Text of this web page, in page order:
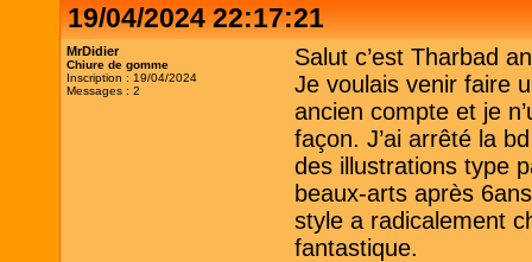
19/04/2024 22:17:21
MrDidier
Chiure de gomme
Inscription : 19/04/2024
Messages : 2
Salut c’est Tharbad
Je voulais venir faire
ancien compte et je
façon. J’ai arrêté la
des illustrations type
beaux-arts après
style a radicalement
fantastique.